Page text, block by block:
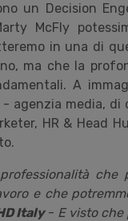
un Decision
McFly
in una di
ma che la
A
- agenzia media, di
HR & Head
che
e che
Italy- E visto